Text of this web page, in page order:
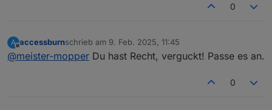
0
A
Offline
accessburnschrieb am 9. Feb. 2025, 11:45
zuletzt editiert von
@meister-mopper Du hast Recht, verguckt! Passe es an.
0